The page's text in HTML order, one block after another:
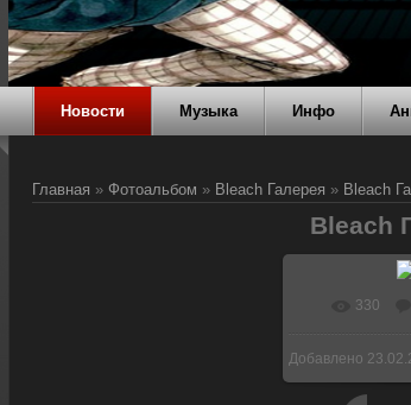
Новости Музыка Инфо
Главная » Фотоальбом » Bleach Галерея » Bleach
Bleach
330
Добавлено